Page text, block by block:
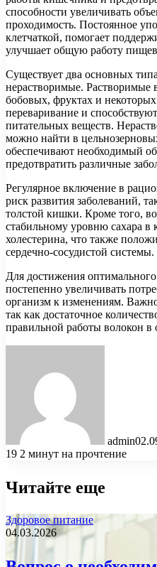
способности увеличивать
проходимость. Постоянное
клетчаткой, помогает
улучшает общую работу
Существует два основных
нерастворимые. Растворимые
бобовых, фруктах и
переваривание и
питательных веществ.
можно найти в
обеспечивают необходимый
предотвратить различные
Регулярное включение в
риск развития заболеваний,
толстой кишки. Кроме того,
стабильному уровню сахара
холестерина, что также
сердечно-сосудистой системы.
Для достижения
постепенно увеличивать
организм к изменениям.
так как достаточное
правильной работы волокон в
admin
19 2 минут на прочтение
Читайте еще
Здоровое питание
04.03.2026